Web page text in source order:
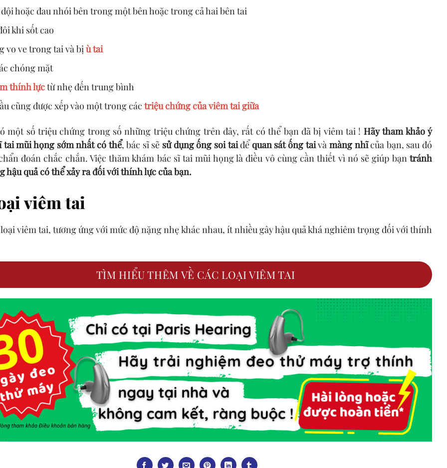
hoặc đau nhói bên trong một bên hoặc trong cả hai bên tai
khi sốt cao
vo ve trong tai và bị ù tai
chóng mặt
thính lựctừ nhẹ đến trung bình
cũng được xếp vào một trong các triệu chứng của viêm tai giữa
một số triệu chứng trong số những triệu chứng trên đây, rất có thể bạn đã bị viêm tai ! Hãy tham khảo ý
tai mũi họng sớm nhất có thể, bác sĩ sẽ sử dụng ống soi taiđểquan sát ống taivà màng nhĩcủa bạn, sau đó
đoán chắc chắn. Việc thăm khám bác sĩ tai mũi họng là điều vô cùng cần thiết vì nó sẽ giúp bạn tránh
hậu quả có thể xảy ra đối với thính lực của bạn.
viêm tai
viêm tai, tương ứng với mức độ nặng nhẹ khác nhau, ít nhiều gây hậu quả khá nghiêm trọng đối với thính
TÌM HIỂU THÊM VỀ CÁC LOẠI VIÊM TAI